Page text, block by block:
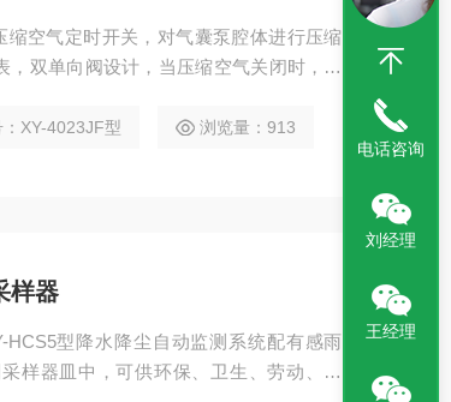
空气定时开关，对气囊泵腔体进行压缩
双单向阀设计，当压缩空气关闭时，水
、教育等部门进行地下水的采样监测。
XY-4023JF型 浏览量：913
样器
型降水降尘自动监测系统配有感雨
样器皿中，可供环保、卫生、劳动、安
电话咨询
刘经理
王经理